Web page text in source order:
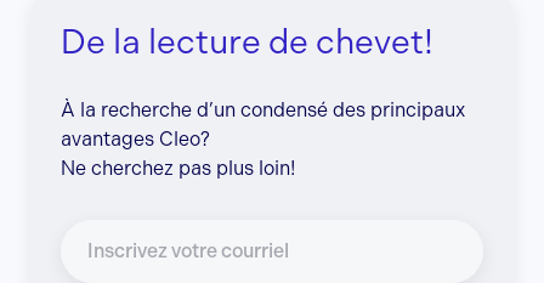
De la lecture de chevet!
À la recherche d’un condensé des principaux
avantages Cleo?
Ne cherchez pas plus loin!